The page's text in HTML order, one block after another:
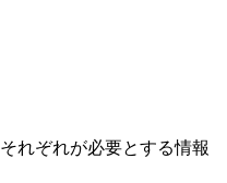
れぞれが必要とする情報